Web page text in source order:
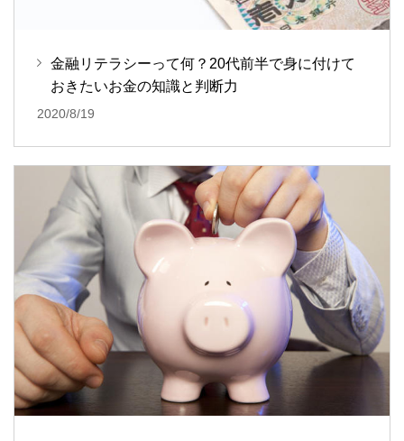
金融リテラシーって何？20代前半で身に付けて
おきたいお金の知識と判断力
2020/8/19